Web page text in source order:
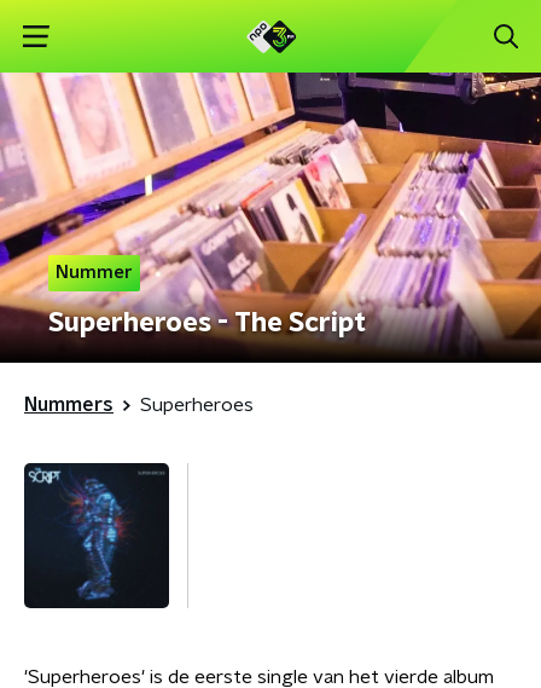
Nummer
Superheroes - The Script
Nummers Superheroes
'Superheroes' is de eerste single van het vierde album